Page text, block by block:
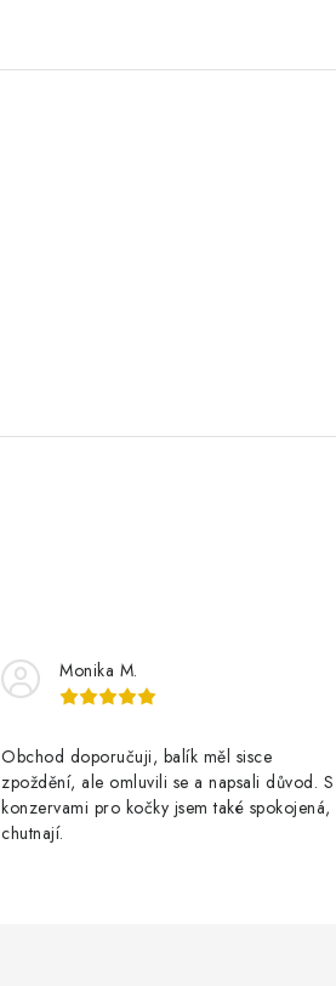
Monika M.
Obchod doporučuji, balík měl sisce
zpoždění, ale omluvili se a napsali důvod. S
konzervami pro kočky jsem také spokojená,
chutnají.